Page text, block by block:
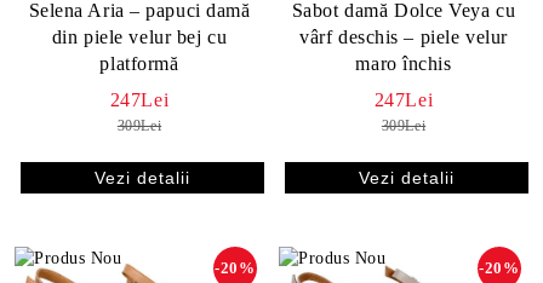
Selena Aria – papuci damă
din piele velur bej cu
platformă
247Lei
309Lei
Vezi detalii
Sabot damă Dolce Veya cu
vârf deschis – piele velur
maro închis
247Lei
309Lei
Vezi detalii
-20% -20%